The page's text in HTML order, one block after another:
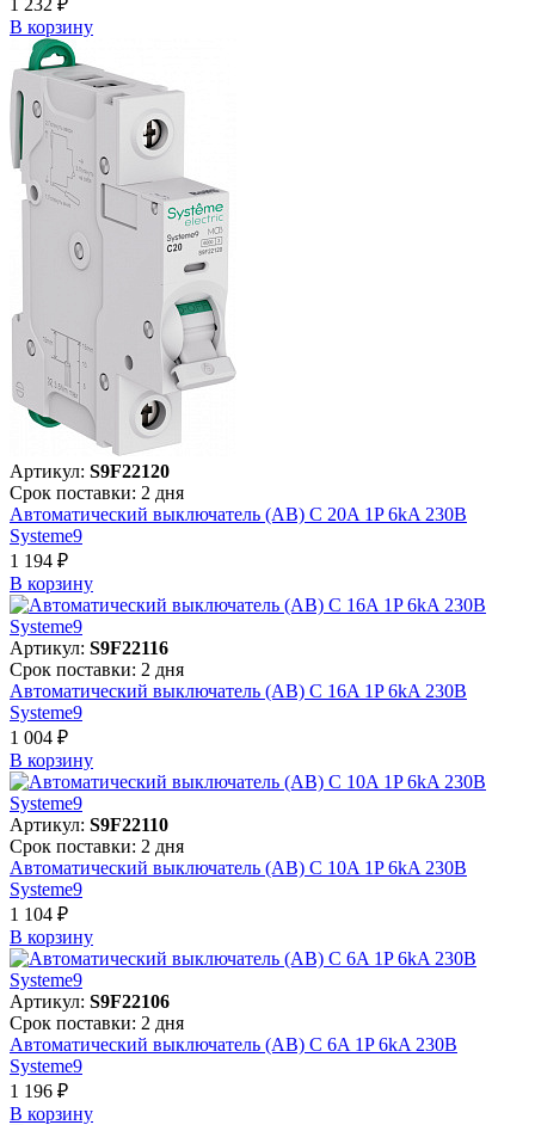
В корзинy
Артикул: S9F22120
Срок поставки: 2 дня
Автоматический выключатель (АВ) C 20A 1P 6kA 230В
Systeme9
1 194 ₽
В корзинy
Артикул: S9F22116
Срок поставки: 2 дня
Автоматический выключатель (АВ) C 16A 1P 6kA 230В
Systeme9
1 004 ₽
В корзинy
Артикул: S9F22110
Срок поставки: 2 дня
Автоматический выключатель (АВ) C 10A 1P 6kA 230В
Systeme9
1 104 ₽
В корзинy
Артикул: S9F22106
Срок поставки: 2 дня
Автоматический выключатель (АВ) C 6A 1P 6kA 230В
Systeme9
1 196 ₽
В корзинy